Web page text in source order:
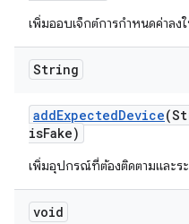
เพิ่มออบเจ็กต์การกำหนดค่าลง
String
addExpectedDevice
isFake)
เพิ่มอุปกรณ์ที่ต้องติดตามและร
void